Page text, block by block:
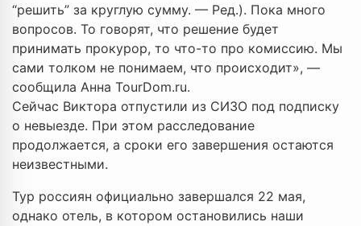
“решить” за круглую сумму. — Ред.). Пока много
вопросов. То говорят, что решение будет
принимать прокурор, то что-то про комиссию. Мы
сами толком не понимаем, что происходит», —
сообщила Анна TourDom.ru.
Сейчас Виктора отпустили из СИЗО под подписку
о невыезде. При этом расследование
продолжается, а сроки его завершения остаются
неизвестными.
Тур россиян официально завершался 22 мая,
однако отель, в котором остановились наши